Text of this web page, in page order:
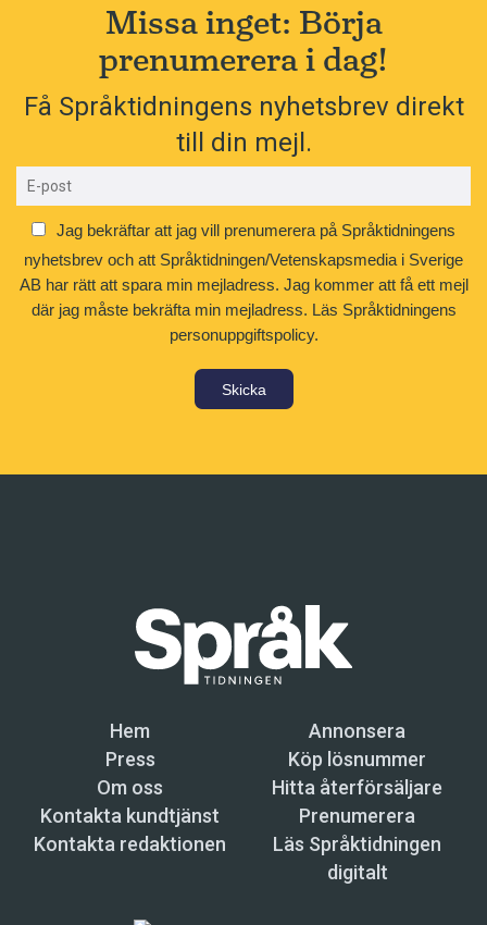
Missa inget: Börja
prenumerera i dag!
Få Språktidningens nyhetsbrev direkt
till din mejl.
Jag bekräftar att jag vill prenumerera på Språktidningens
nyhetsbrev och att Språktidningen/Vetenskapsmedia i Sverige
AB har rätt att spara min mejladress. Jag kommer att få ett mejl
där jag måste bekräfta min mejladress. Läs Språktidningens
personuppgiftspolicy.
Skicka
Hem
Annonsera
Press
Köp lösnummer
Om oss
Hitta återförsäljare
Kontakta kundtjänst
Prenumerera
Kontakta redaktionen
Läs Språktidningen
digitalt